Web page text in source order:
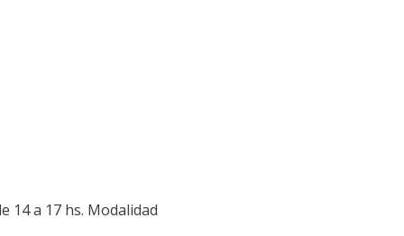
14 a 17 hs. Modalidad